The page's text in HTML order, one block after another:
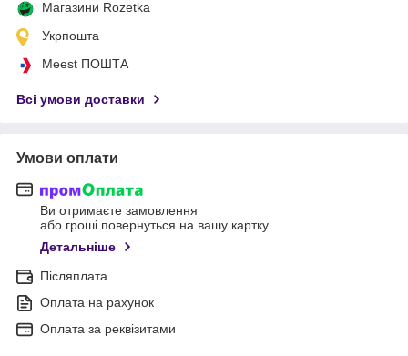
Магазини Rozetka
Укрпошта
Meest ПОШТА
Всі умови доставки
Умови оплати
Ви отримаєте замовлення
або гроші повернуться на вашу картку
Детальніше
Післяплата
Оплата на рахунок
Оплата за реквізитами